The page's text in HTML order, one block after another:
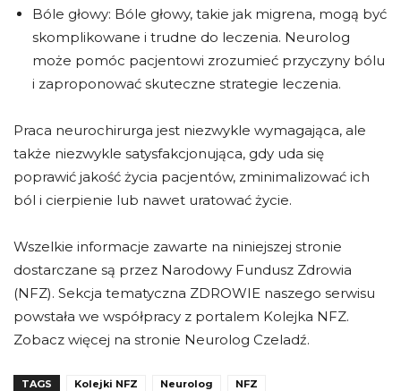
Bóle głowy: Bóle głowy, takie jak migrena, mogą być
skomplikowane i trudne do leczenia. Neurolog
może pomóc pacjentowi zrozumieć przyczyny bólu
i zaproponować skuteczne strategie leczenia.
Praca neurochirurga jest niezwykle wymagająca, ale
także niezwykle satysfakcjonująca, gdy uda się
poprawić jakość życia pacjentów, zminimalizować ich
ból i cierpienie lub nawet uratować życie.
Wszelkie informacje zawarte na niniejszej stronie
dostarczane są przez Narodowy Fundusz Zdrowia
(NFZ). Sekcja tematyczna ZDROWIE naszego serwisu
powstała we współpracy z portalem Kolejka NFZ.
Zobacz więcej na stronie Neurolog Czeladź.
TAGS Kolejki NFZ Neurolog NFZ